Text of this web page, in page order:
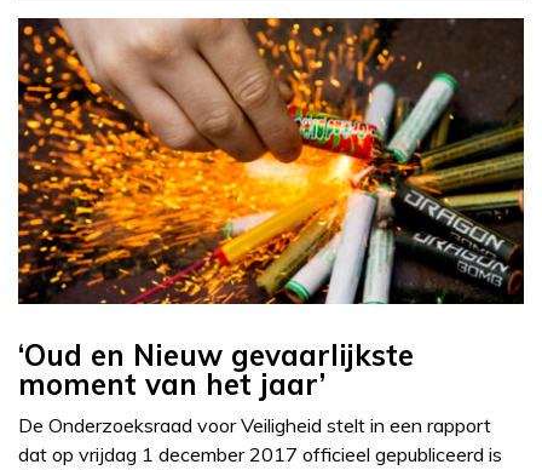
‘Oud en Nieuw gevaarlijkste
moment van het jaar’
De Onderzoeksraad voor Veiligheid stelt in een rapport
dat op vrijdag 1 december 2017 officieel gepubliceerd is